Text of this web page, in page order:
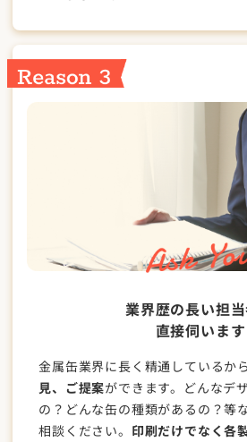
業界歴の長い担
直接伺います
金属缶業界に長く精通しているか
見、ご提案ができます。どんなデ
の？どんな缶の種類があるの？等
相談ください。 印刷だけでなく各